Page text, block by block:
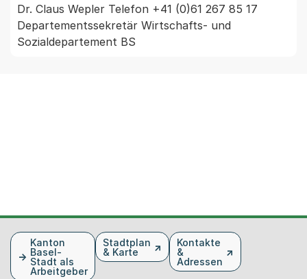
Dr. Claus Wepler Telefon +41 (0)61 267 85 17
Departementssekretär Wirtschafts- und
Sozialdepartement BS
FusszeileKanton
Basel-
Stadt als
Arbeitgeber
Stadtplan
& Karte
Kontakte
&
Adressen